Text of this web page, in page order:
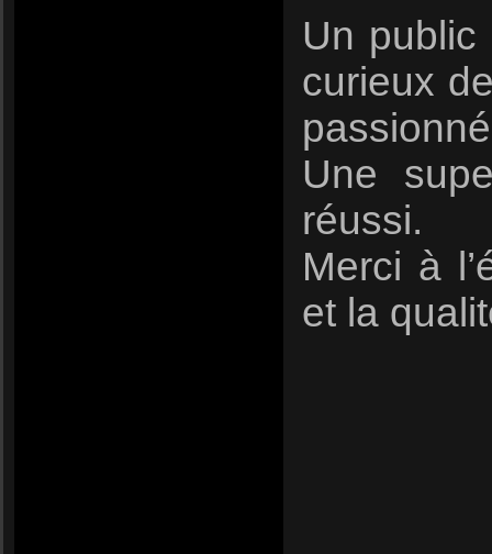
Un
curieux
Une
réussi.
Merci à
et la